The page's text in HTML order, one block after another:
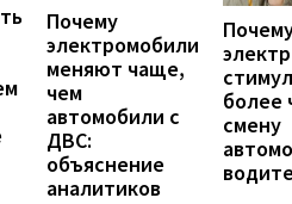
Почему
электромобили
меняют чаще,
чем
автомобили с
ДВС:
объяснение
аналитиков
более
смену